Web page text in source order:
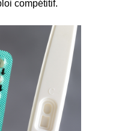
compétitif.